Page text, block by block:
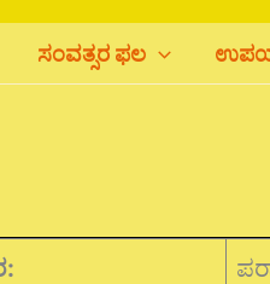
ಸಂವತ್ಸರ ಫಲ